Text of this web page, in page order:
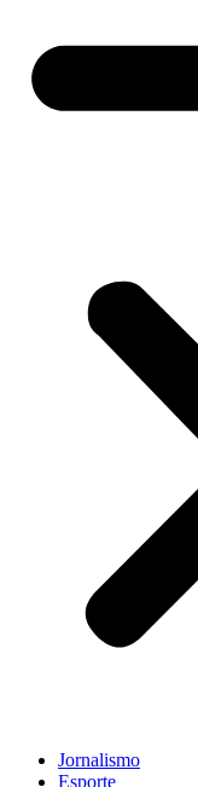
Jornalismo
Esporte